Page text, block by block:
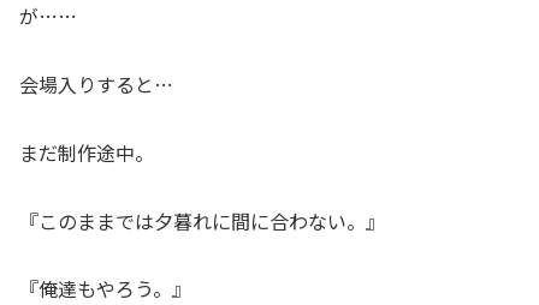
が……
会場入りすると…
まだ制作途中。
『このままでは夕暮れに間に合わない。』
『俺達もやろう。』